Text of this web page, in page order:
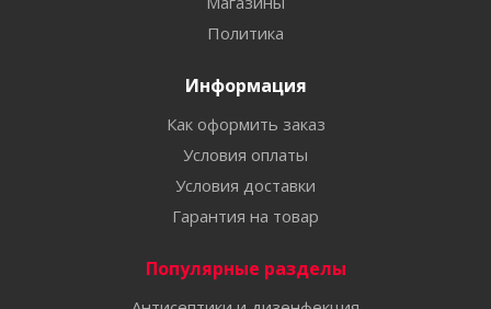
Политика
Информация
Как оформить заказ
Условия оплаты
Условия доставки
Гарантия на товар
Популярные разделы